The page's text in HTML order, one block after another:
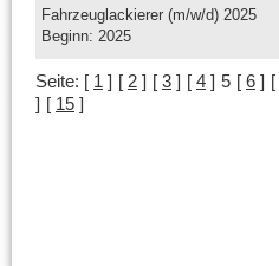
Fahrzeuglackierer (m/w/d) 2025
Beginn: 2025
Seite: [ 1 ] [ 2 ] [ 3 ] [ 4 ] 5 [ 6 ] [
] [ 15 ]